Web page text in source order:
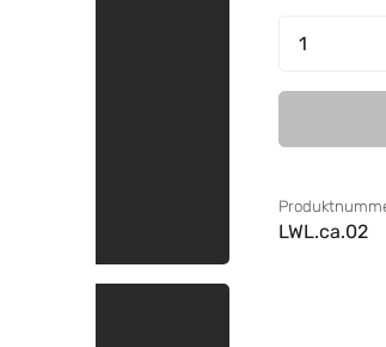
LWL.ca.02